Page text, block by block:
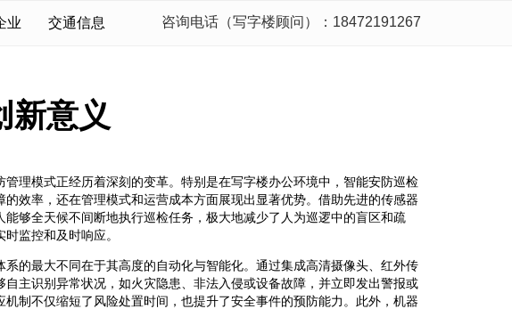
业 交通信息 咨询电话（写字楼顾问）：18472191267
新意义
理模式正经历着深刻的变革。特别是在写字楼办公环境中，智能安防巡检
效率，还在管理模式和运营成本方面展现出显著优势。借助先进的传感器
够全天候不间断地执行巡检任务，极大地减少了人为巡逻中的盲区和疏
监控和及时响应。
的最大不同在于其高度的自动化与智能化。通过集成高清摄像头、红外传
主识别异常状况，如火灾隐患、非法入侵或设备故障，并立即发出警报或
制不仅缩短了风险处置时间，也提升了安全事件的预防能力。此外，机器